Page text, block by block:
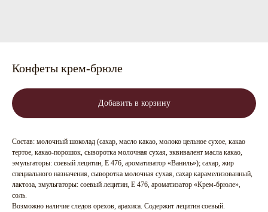
Конфеты крем-брюле
Добавить в корзину
Состав: молочный шоколад (сахар, масло какао, молоко цельное сухое, какао
тертое, какао-порошок, сыворотка молочная сухая, эквивалент масла какао,
эмульгаторы: соевый лецитин, Е 476, ароматизатор «Ваниль»); сахар, жир
специального назначения, сыворотка молочная сухая, сахар карамелизованный,
лактоза, эмульгаторы: соевый лецитин, Е 476, ароматизатор «Крем-брюле»,
соль.
Возможно наличие следов орехов, арахиса. Содержит лецитин соевый.